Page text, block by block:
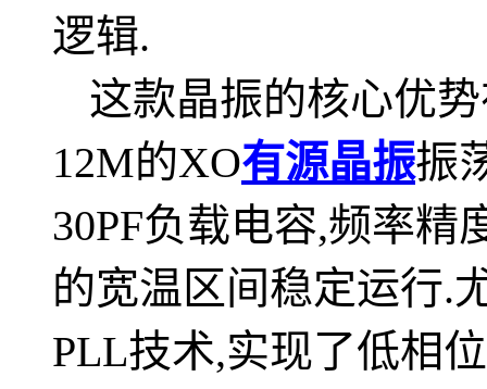
逻辑.
这款晶振的核心优
12M的XO有源晶振振
30PF负载电容,频率
的宽温区间稳定运行.
PLL技术,实现了低相